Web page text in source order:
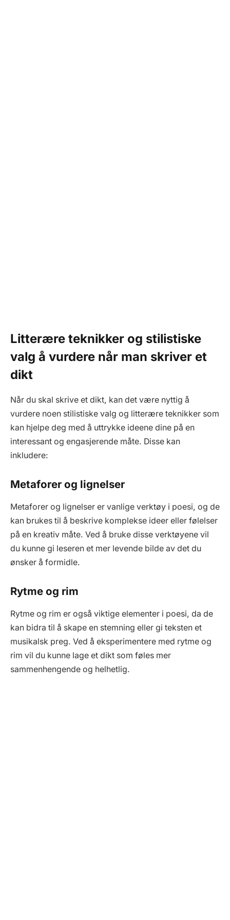
Litterære teknikker og stilistiske
valg å vurdere når man skriver et
dikt
Når du skal skrive et dikt, kan det være nyttig å
vurdere noen stilistiske valg og litterære teknikker som
kan hjelpe deg med å uttrykke ideene dine på en
interessant og engasjerende måte. Disse kan
inkludere:
Metaforer og lignelser
Metaforer og lignelser er vanlige verktøy i poesi, og de
kan brukes til å beskrive komplekse ideer eller følelser
på en kreativ måte. Ved å bruke disse verktøyene vil
du kunne gi leseren et mer levende bilde av det du
ønsker å formidle.
Rytme og rim
Rytme og rim er også viktige elementer i poesi, da de
kan bidra til å skape en stemning eller gi teksten et
musikalsk preg. Ved å eksperimentere med rytme og
rim vil du kunne lage et dikt som føles mer
sammenhengende og helhetlig.